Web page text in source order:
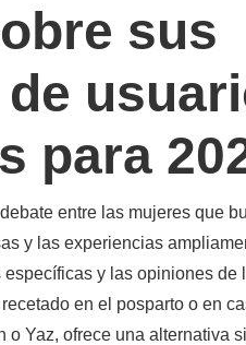
sus
para
entre las mujeres que
y las experiencias
y las opiniones de
en el posparto o en
Yaz, ofrece una alternativa